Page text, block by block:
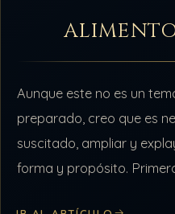
Aunque este no es un
preparado, creo que es
suscitado, ampliar y
forma y propósito.